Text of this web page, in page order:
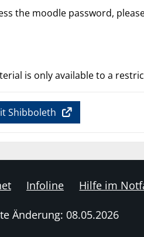
the moodle password,
is only available to a
Shibboleth
Infoline Hilfe im
Änderung: 08.05.2026